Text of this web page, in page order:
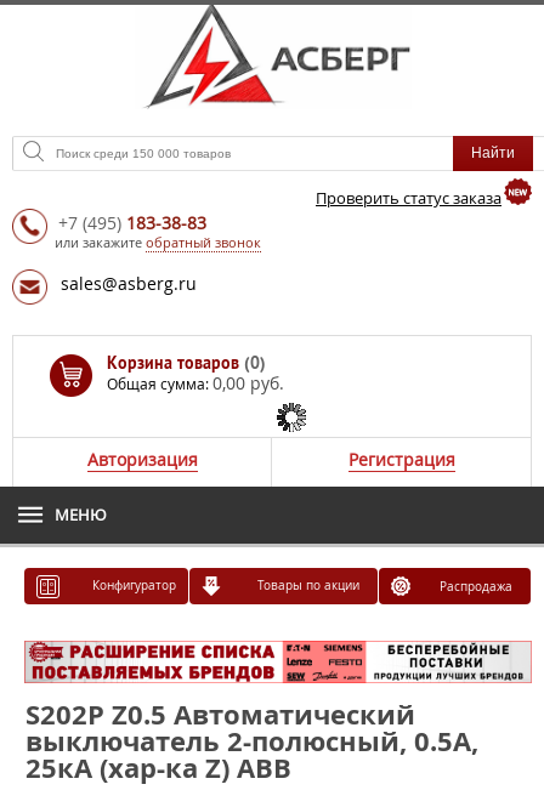
Проверить статус заказа
+7 (495) 183-38-83
или закажите обратный звонок
sales@asberg.ru
Корзина товаров (0)
Общая сумма:0,00 руб.
Авторизация Регистрация
МЕНЮ
Конфигуратор Товары по акции Распродажа
S202P Z0.5 Автоматический
выключатель 2-полюсный, 0.5А,
25кА (хар-ка Z) ABB